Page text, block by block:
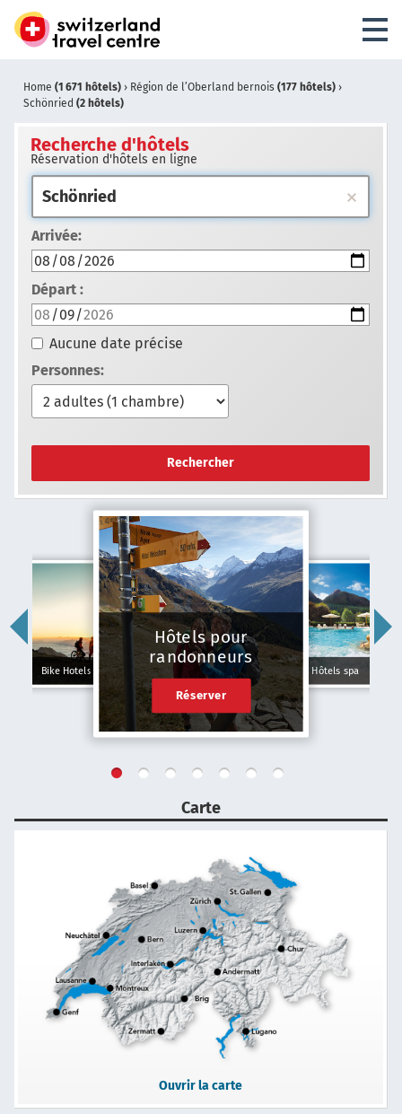
Home (1 671 hôtels) › Région de l’Oberland bernois (177 hôtels) ›
Schönried (2 hôtels)
Recherche d'hôtels
Réservation d'hôtels en ligne
Arrivée:
Départ :
Aucune date précise
Personnes:
Rechercher
Bike Hotels
Hôtels pour
randonneurs
Réserver
Hôtels spa
Carte
Ouvrir la carte